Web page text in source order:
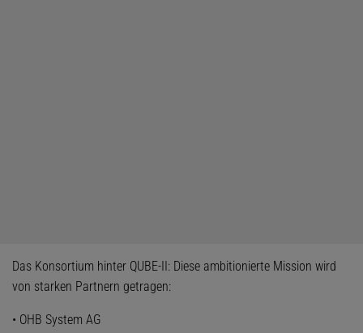
Das Konsortium hinter QUBE-II: Diese ambitionierte Mission wird
von starken Partnern getragen:
• OHB System AG